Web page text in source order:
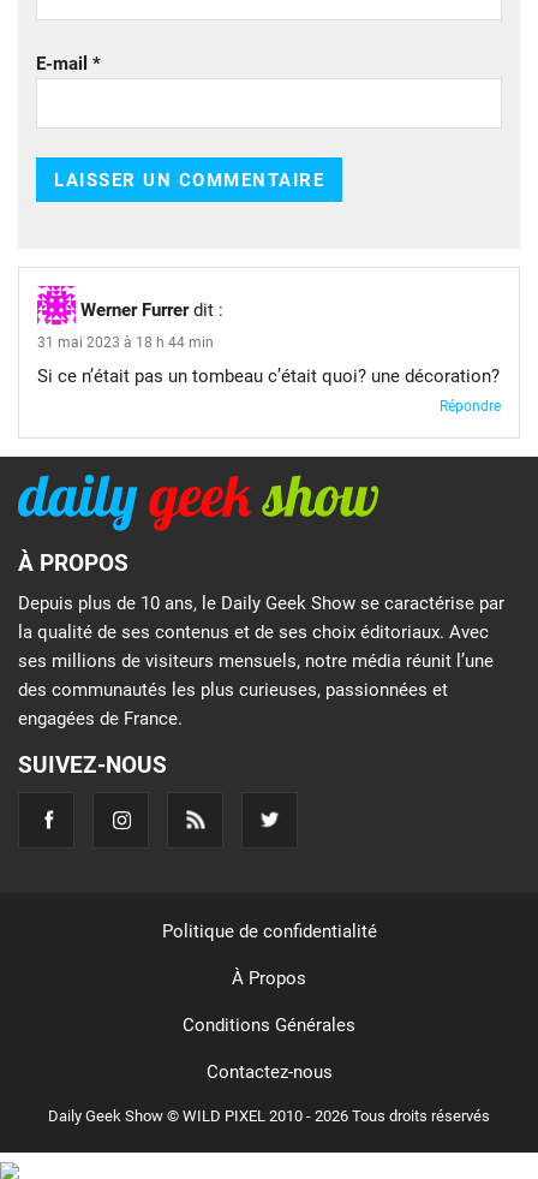
E-mail *
Werner Furrer dit :
31 mai 2023 à 18 h 44 min
Si ce n’était pas un tombeau c’était quoi? une décoration?
Répondre
À PROPOS
Depuis plus de 10 ans, le Daily Geek Show se caractérise par
la qualité de ses contenus et de ses choix éditoriaux. Avec
ses millions de visiteurs mensuels, notre média réunit l’une
des communautés les plus curieuses, passionnées et
engagées de France.
SUIVEZ-NOUS
Daily Geek Show © WILD PIXEL 2010 - 2026 Tous droits réservés
Politique de confidentialité
À Propos
Conditions Générales
Contactez-nous